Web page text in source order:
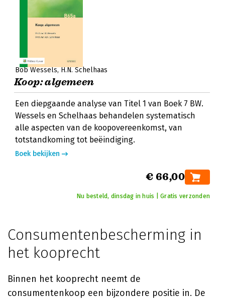
Bob Wessels H.N. Schelhaas
Koop: algemeen
Een diepgaande analyse van Titel 1 van Boek 7 BW.
Wessels en Schelhaas behandelen systematisch
alle aspecten van de koopovereenkomst, van
totstandkoming tot beëindiging.
Boek bekijken
€ 66,00
Nu besteld, dinsdag in huis | Gratis verzonden
Consumentenbescherming in
het kooprecht
Binnen het kooprecht neemt de
consumentenkoop een bijzondere positie in. De